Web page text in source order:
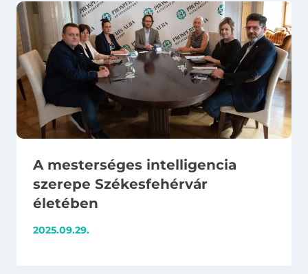
A mesterséges intelligencia
szerepe Székesfehérvár
életében
2025.09.29.